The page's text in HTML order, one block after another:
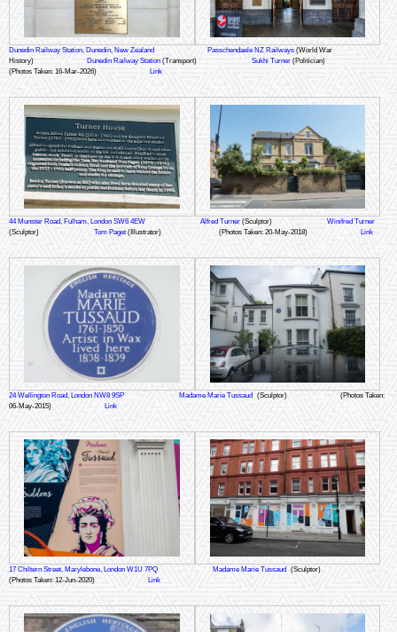
Dunedin Railway Station, Dunedin, New Zealand Passchendaele NZ Railways (World War
History)
Dunedin Railway Station (Transport) Sukhi Turner (Politician)
(Photos Taken: 16-Mar-2026)
Link
44 Munster Road, Fulham, London SW6 4EW Alfred Turner (Sculptor)
Winifred Turner
(Sculptor)
Tom Paget(Illustrator) (Photos Taken: 20-May-2018) Link
24 Wellington Road, London NW8 9SP Madame Marie Tussaud (Sculptor)
(Photos Taken:
06-May-2015)
Link
17 Chiltern Street, Marylebone, London W1U 7PQ Madame Marie Tussaud
(Sculptor)
(Photos Taken: 12-Jun-2020)
Link